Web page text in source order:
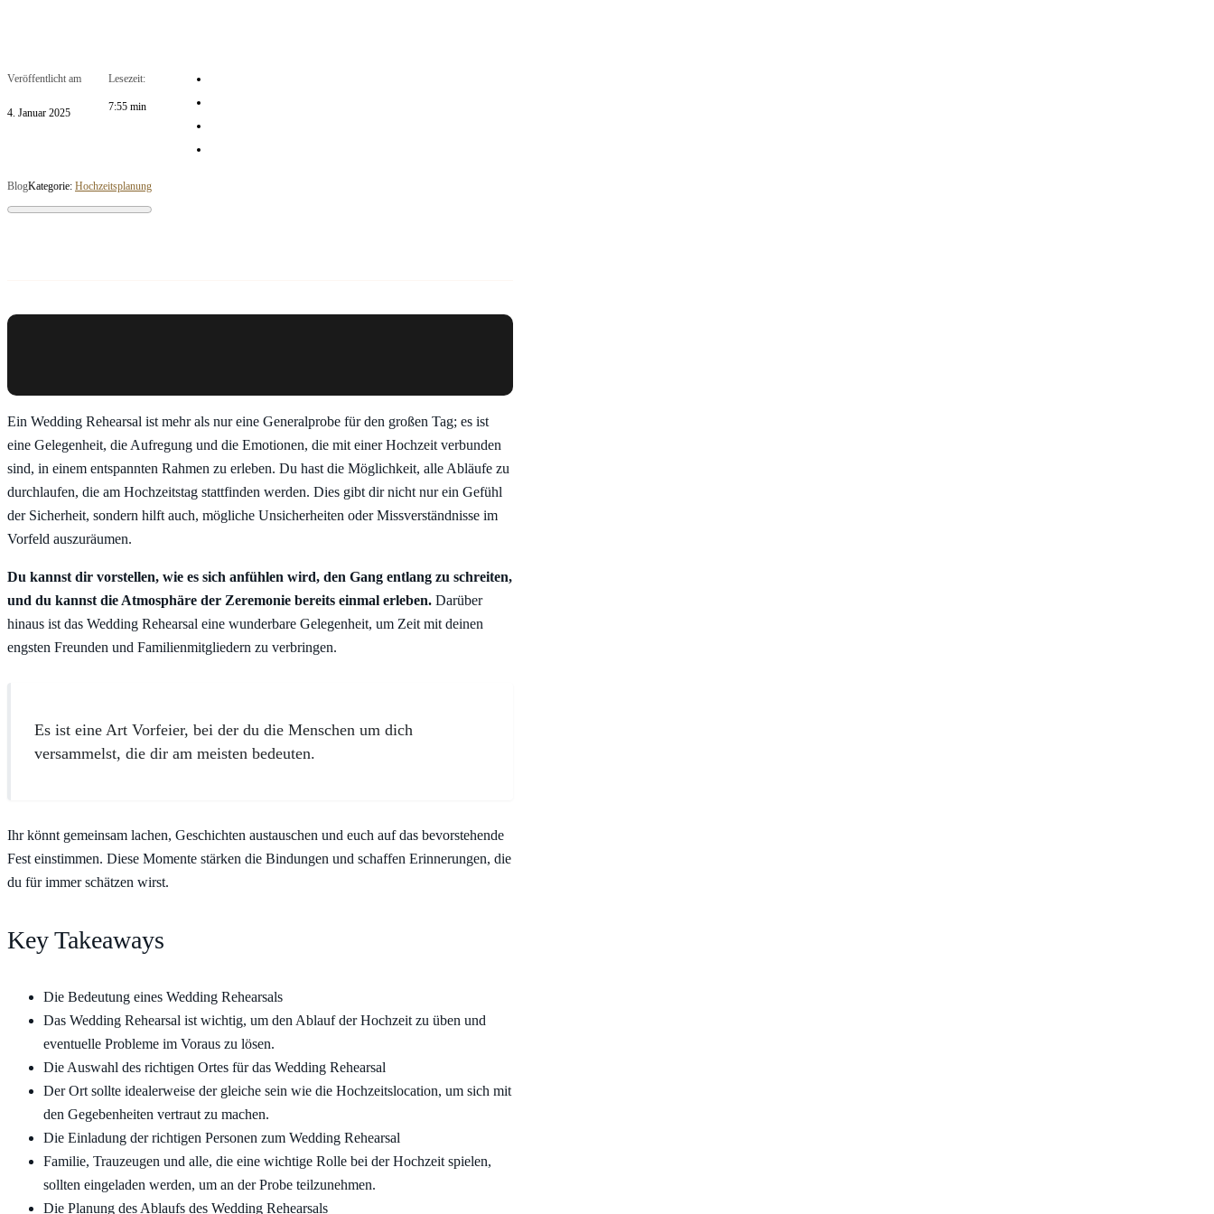
Veröffentlicht am
4. Januar 2025
Lesezeit:
7:55 min
BlogKategorie: Hochzeitsplanung
Ein Wedding Rehearsal ist mehr als nur eine Generalprobe für den großen Tag; es ist
eine Gelegenheit, die Aufregung und die Emotionen, die mit einer Hochzeit verbunden
sind, in einem entspannten Rahmen zu erleben. Du hast die Möglichkeit, alle Abläufe zu
durchlaufen, die am Hochzeitstag stattfinden werden. Dies gibt dir nicht nur ein Gefühl
der Sicherheit, sondern hilft auch, mögliche Unsicherheiten oder Missverständnisse im
Vorfeld auszuräumen.
Du kannst dir vorstellen, wie es sich anfühlen wird, den Gang entlang zu schreiten,
und du kannst die Atmosphäre der Zeremonie bereits einmal erleben. Darüber
hinaus ist das Wedding Rehearsal eine wunderbare Gelegenheit, um Zeit mit deinen
engsten Freunden und Familienmitgliedern zu verbringen.
Es ist eine Art Vorfeier, bei der du die Menschen um dich
versammelst, die dir am meisten bedeuten.
Ihr könnt gemeinsam lachen, Geschichten austauschen und euch auf das bevorstehende
Fest einstimmen. Diese Momente stärken die Bindungen und schaffen Erinnerungen, die
du für immer schätzen wirst.
Key Takeaways
Die Bedeutung eines Wedding Rehearsals
Das Wedding Rehearsal ist wichtig, um den Ablauf der Hochzeit zu üben und
eventuelle Probleme im Voraus zu lösen.
Die Auswahl des richtigen Ortes für das Wedding Rehearsal
Der Ort sollte idealerweise der gleiche sein wie die Hochzeitslocation, um sich mit
den Gegebenheiten vertraut zu machen.
Die Einladung der richtigen Personen zum Wedding Rehearsal
Familie, Trauzeugen und alle, die eine wichtige Rolle bei der Hochzeit spielen,
sollten eingeladen werden, um an der Probe teilzunehmen.
Die Planung des Ablaufs des Wedding Rehearsals